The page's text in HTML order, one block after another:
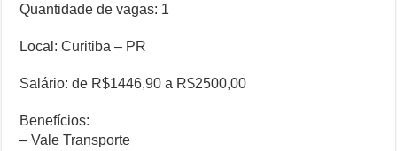
Quantidade de vagas: 1
Local: Curitiba – PR
Salário: de R$1446,90 a R$2500,00
Benefícios:
– Vale Transporte